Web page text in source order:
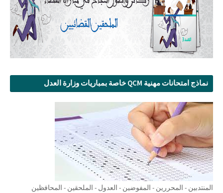
نماذج امتحانات مهنية QCM خاصة بمباريات وزارة العدل
المنتدبين - المحررين - المفوضين - العدول - الملحقين - المحافظين